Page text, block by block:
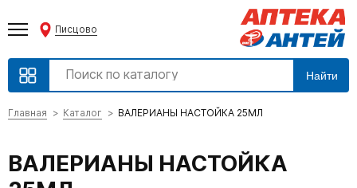
Писцово
Найти
Главная Каталог ВАЛЕРИАНЫ НАСТОЙКА 25МЛ
ВАЛЕРИАНЫ НАСТОЙКА